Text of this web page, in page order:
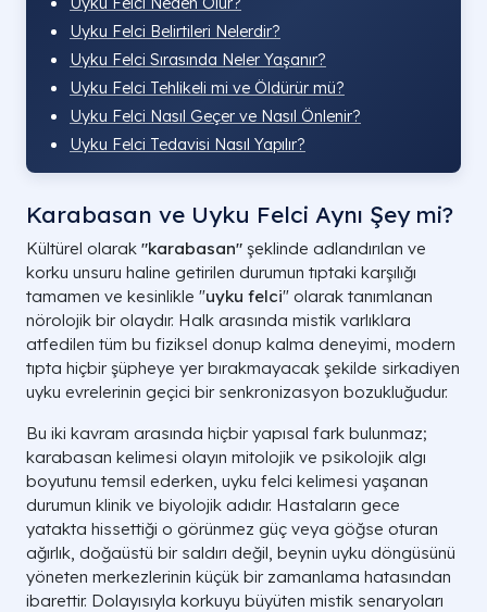
Uyku Felci Belirtileri Nelerdir?
Uyku Felci Sırasında Neler Yaşanır?
Uyku Felci Tehlikeli mi ve Öldürür mü?
Uyku Felci Nasıl Geçer ve Nasıl Önlenir?
Uyku Felci Tedavisi Nasıl Yapılır?
Karabasan ve Uyku Felci Aynı Şey mi?
Kültürel olarak "karabasan" şeklinde adlandırılan ve
korku unsuru haline getirilen durumun tıptaki karşılığı
tamamen ve kesinlikle "uyku felci" olarak tanımlanan
nörolojik bir olaydır. Halk arasında mistik varlıklara
atfedilen tüm bu fiziksel donup kalma deneyimi, modern
tıpta hiçbir şüpheye yer bırakmayacak şekilde sirkadiyen
uyku evrelerinin geçici bir senkronizasyon bozukluğudur.
Bu iki kavram arasında hiçbir yapısal fark bulunmaz;
karabasan kelimesi olayın mitolojik ve psikolojik algı
boyutunu temsil ederken, uyku felci kelimesi yaşanan
durumun klinik ve biyolojik adıdır. Hastaların gece
yatakta hissettiği o görünmez güç veya göğse oturan
ağırlık, doğaüstü bir saldırı değil, beynin uyku döngüsünü
yöneten merkezlerinin küçük bir zamanlama hatasından
ibarettir. Dolayısıyla korkuyu büyüten mistik senaryoları